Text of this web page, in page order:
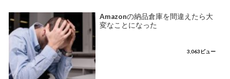
Amazonの納品倉庫を間違えたら大
変なことになった
3,063ビュー